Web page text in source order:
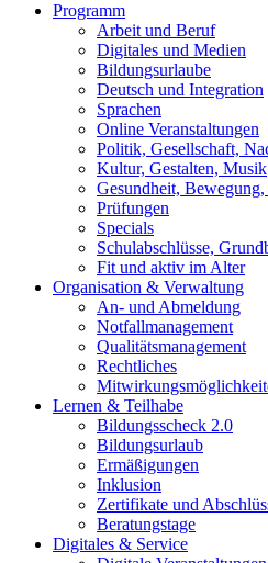
Programm
Arbeit und Beruf
Digitales und Medien
Bildungsurlaube
Deutsch und Integration
Sprachen
Online Veranstaltungen
Politik, Gesellschaft,
Kultur, Gestalten, Musik
Gesundheit,
Prüfungen
Specials
Schulabschlüsse,
Fit und aktiv im Alter
Organisation & Verwaltung
An- und Abmeldung
Notfallmanagement
Qualitätsmanagement
Rechtliches
Lernen & Teilhabe
Bildungsscheck 2.0
Bildungsurlaub
Ermäßigungen
Inklusion
Zertifikate und
Beratungstage
Digitales & Service